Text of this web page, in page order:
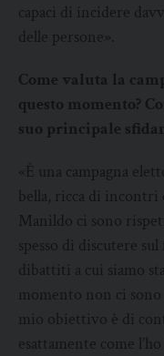
capaci di incidere
delle persone».
Come valuta la
questo momento?
suo principale
«È una campagna
bella, ricca di
Manildo ci sono
spesso di discutere
dibattiti a cui siamo
momento non ci
mio obiettivo è di
esattamente come